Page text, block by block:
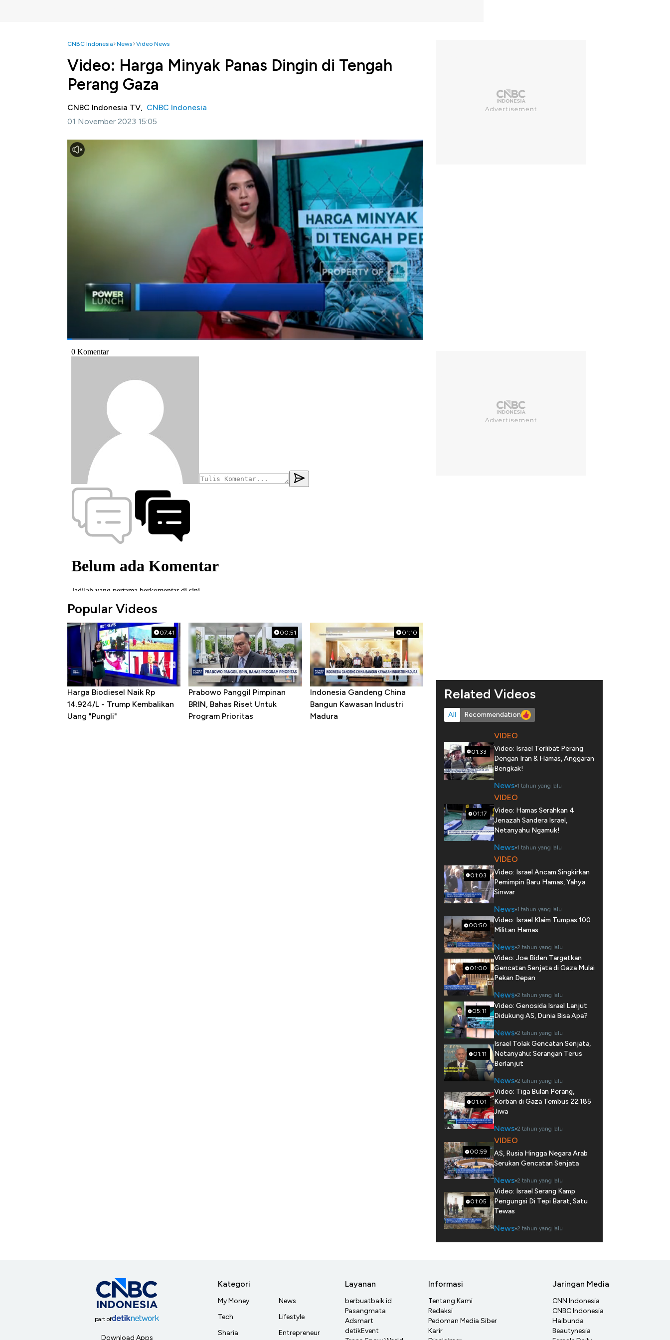
CNBC Indonesia News Video News
Video: Harga Minyak Panas Dingin di Tengah
Perang Gaza
CNBC Indonesia TV, CNBC Indonesia
01 November 2023 15:05
Jakarta, CNBC Indonesia-
Berita terkait peperangan, makin santer terdengar, mulai dari perang
Rusia-Ukraina yang belum juga selesai, kini ada lagi perang yang memanas, antara Israel dan Hamas.
Perang yang tak kunjung usai dan berpotensi meluas akan berdampak pada harga komoditas, salah
satunya minyak. Harga minyak yang bergejolak, tentu memberikan dampak ke sektor ekonomi
Bagaimana proyeksi tren harga minyak ke depan? Simak paparan Shinta Zahara,selengkapnya dalam
Power Lunch di CNBC Indonesia (Rabu, 01/11/2023) berikut Ini.
#israel hamas #harga minyak #minyak dunia
Popular Videos
07:41
Harga Biodiesel Naik Rp
14.924/L - Trump Kembalikan
Uang "Pungli"
00:51
Prabowo Panggil Pimpinan
BRIN, Bahas Riset Untuk
Program Prioritas
01:10
Indonesia Gandeng China
Bangun Kawasan Industri
Madura
Related Videos
All Recommendation
01:33
VIDEO
Video: Israel Terlibat Perang
Dengan Iran & Hamas, Anggaran
Bengkak!
News 1 tahun yang lalu
01:17
VIDEO
Video: Hamas Serahkan 4
Jenazah Sandera Israel,
Netanyahu Ngamuk!
News 1 tahun yang lalu
01:03
VIDEO
Video: Israel Ancam Singkirkan
Pemimpin Baru Hamas, Yahya
Sinwar
News 1 tahun yang lalu
00:50
Video: Israel Klaim Tumpas 100
Militan Hamas
News 2 tahun yang lalu
01:00
Video: Joe Biden Targetkan
Gencatan Senjata di Gaza Mulai
Pekan Depan
News 2 tahun yang lalu
05:11
Video: Genosida Israel Lanjut
Didukung AS, Dunia Bisa Apa?
News 2 tahun yang lalu
01:11
Israel Tolak Gencatan Senjata,
Netanyahu: Serangan Terus
Berlanjut
News 2 tahun yang lalu
01:01
Video: Tiga Bulan Perang,
Korban di Gaza Tembus 22.185
Jiwa
News 2 tahun yang lalu
00:59
VIDEO
AS, Rusia Hingga Negara Arab
Serukan Gencatan Senjata
News 2 tahun yang lalu
01:05
Video: Israel Serang Kamp
Pengungsi Di Tepi Barat, Satu
Tewas
News 2 tahun yang lalu
part of
Download Apps
Kategori
My Money
Tech
Sharia
News
Lifestyle
Entrepreneur
Layanan
berbuatbaik.id
Pasangmata
Adsmart
detikEvent
Informasi
Tentang Kami
Redaksi
Pedoman Media Siber
Karir
Jaringan Media
CNN Indonesia
CNBC Indonesia
Haibunda
Beautynesia